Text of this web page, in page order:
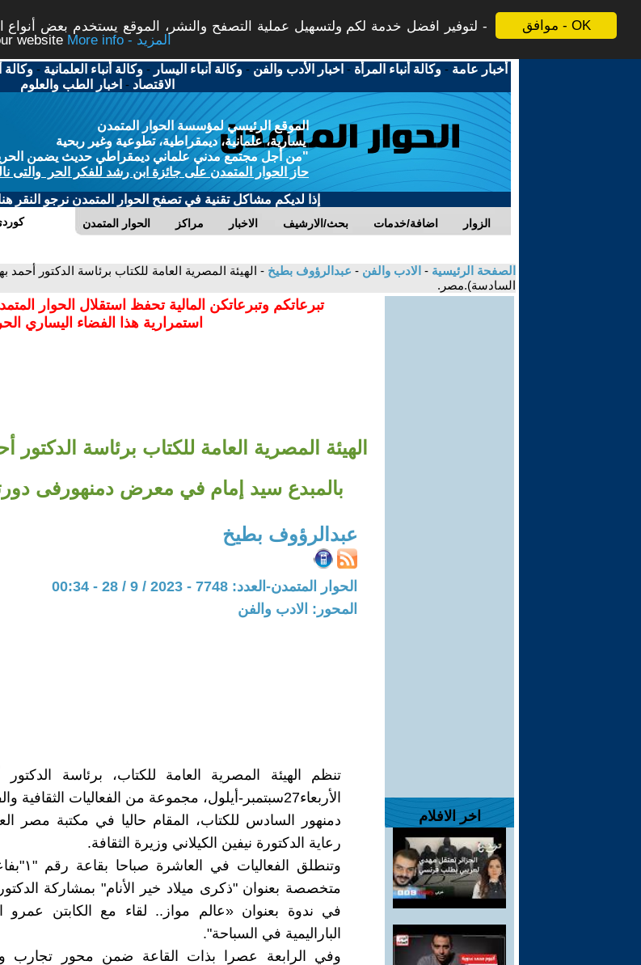
موافق - OK
لتوفير افضل خدمة لكم ولتسهيل عملية التصفح والنشر، الموقع يستخدم بعض أنواع
website
More info - المزيد
أخبار عامة -وكالة أنباء المرأة - اخبار الأدب والفن -وكالة أنباء اليسار -وكالة أنباء العلمانية -وكالة
الاقتصاد - اخبار الطب والعلوم
الموقع الرئيسي لمؤسسة الحوار المتمدن
يسارية، علمانية، ديمقراطية، تطوعية وغير ربحية
"من أجل مجتمع مدني علماني ديمقراطي حديث يضمن الحرية
حاز الحوار المتمدن على جائزة ابن رشد للفكر الحر والتى
إذا لديكم مشاكل تقنية في تصفح الحوار المتمدن نرجو النقر
الحوار المتمدن مراكز الاخبار بحث/الارشيف اضافة/خدمات الزوار
الصفحة الرئيسية - الادب والفن - عبدالرؤوف بطيخ - الهيئة المصرية العامة للكتاب برئاسة الدكتور
السادسة).مصر.
اخر الافلام
تبرعاتكم وتبرعاتكن المالية تحفظ استقلال الحوار
استمرارية هذا الفضاء اليساري الحر
الهيئة المصرية العامة للكتاب برئاسة
بالمبدع سيد إمام في معرض دمنهورفى
عبدالرؤوف بطيخ
الحوار المتمدن-العدد: 7748 - 2023 / 9 / 28 - 00:34
المحور: الادب والفن
تنظم الهيئة المصرية العامة للكتاب، برئاسة
الأربعاء27سبتمبر-أيلول، مجموعة من الفعاليات
دمنهور السادس للكتاب، المقام حاليا في مكتبة مصر
رعاية الدكتورة نيفين الكيلاني وزيرة الثقافة.
وتنطلق
متخصصة بعنوان "ذكرى ميلاد خير الأنام" بمشاركة
في ندوة بعنوان «عالم مواز.. لقاء مع الكابتن عمرو
الباراليمية في السباحة".
وفي الرابعة عصرا بذات القاعة ضمن محور تجارب